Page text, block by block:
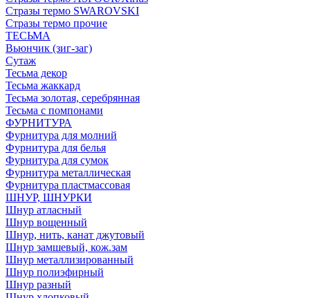
Стразы термо SWAROVSKI
Стразы термо прочие
ТЕСЬМА
Вьюнчик (зиг-заг)
Сутаж
Тесьма декор
Тесьма жаккард
Тесьма золотая, серебрянная
Тесьма с помпонами
ФУРНИТУРА
Фурнитура для молний
Фурнитура для белья
Фурнитура для сумок
Фурнитура металлическая
Фурнитура пластмассовая
ШНУР, ШНУРКИ
Шнур атласный
Шнур вощенный
Шнур, нить, канат джутовый
Шнур замшевый, кож.зам
Шнур металлизированный
Шнур полиэфирный
Шнур разный